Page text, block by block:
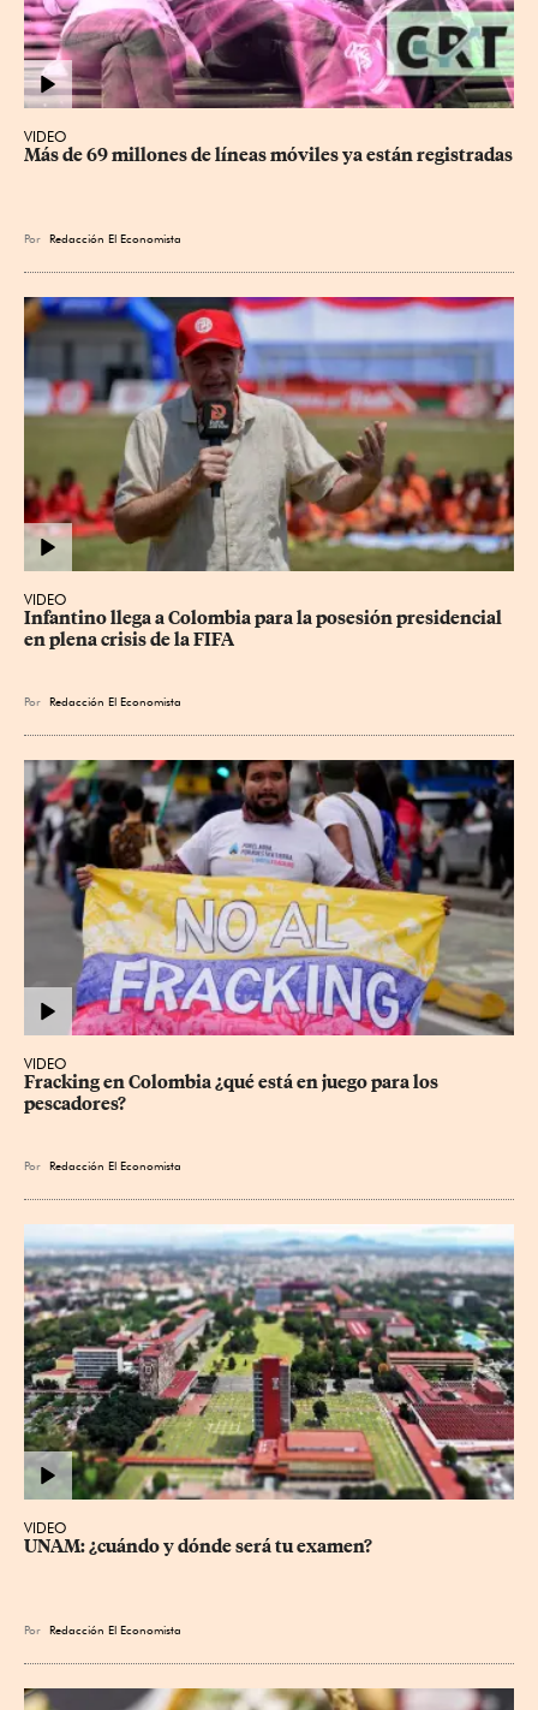
VIDEO
Más de 69 millones de líneas móviles ya están registradas
Por Redacción El Economista
VIDEO
Infantino llega a Colombia para la posesión presidencial
en plena crisis de la FIFA
Por Redacción El Economista
VIDEO
Fracking en Colombia ¿qué está en juego para los
pescadores?
Por Redacción El Economista
VIDEO
UNAM: ¿cuándo y dónde será tu examen?
Por Redacción El Economista